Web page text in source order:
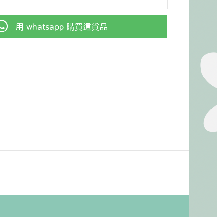
用 whatsapp 購買這貨品